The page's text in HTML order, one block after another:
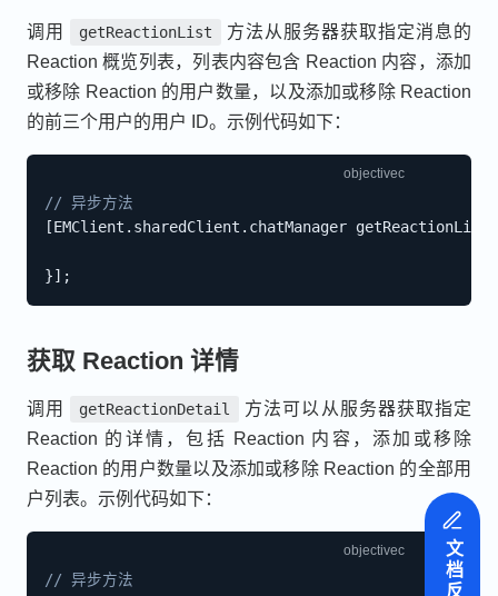
调用 getReactionList
方法从服务器获取指定消息的
Reaction 概览列表，列表内容包含 Reaction 内容，添加
或移除 Reaction 的用户数量，以及添加或移除 Reaction
的前三个用户的用户 ID。示例代码如下：
// 异步方法
[EMClient . sharedClient . chatManager getReactionList
}] ;
获取 Reaction 详情
调用 getReactionDetail
方法可以从服务器获取指定
Reaction 的详情，包括 Reaction 内容，添加或移除
Reaction 的用户数量以及添加或移除 Reaction 的全部用
户列表。示例代码如下：
// 异步方法